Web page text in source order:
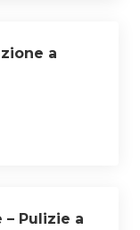
a
Pulizie a